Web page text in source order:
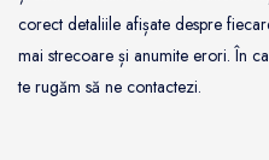
corect detaliile afișate despre
mai strecoare și anumite erori. În
te rugăm să ne contactezi.